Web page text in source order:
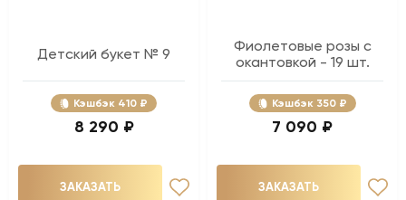
Детский букет № 9
Кэшбэк 410 ₽
8 290 ₽
ЗАКАЗАТЬ
Фиолетовые розы с
окантовкой - 19 шт.
Кэшбэк 350 ₽
7 090 ₽
ЗАКАЗАТЬ